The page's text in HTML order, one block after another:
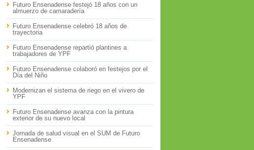
Futuro Ensenadense festejó 18 años con un
almuerzo de camaradería
Futuro Ensenadense celebró 18 años de
trayectoria
Futuro Ensenadense repartió plantines a
trabajadores de YPF
Futuro Ensenadense colaboró en festejos por el
Día del Niño
Modernizan el sistema de riego en el vivero de
YPF
Futuro Ensenadense avanza con la pintura
exterior de su nuevo local
Jornada de salud visual en el SUM de Futuro
Ensenadense